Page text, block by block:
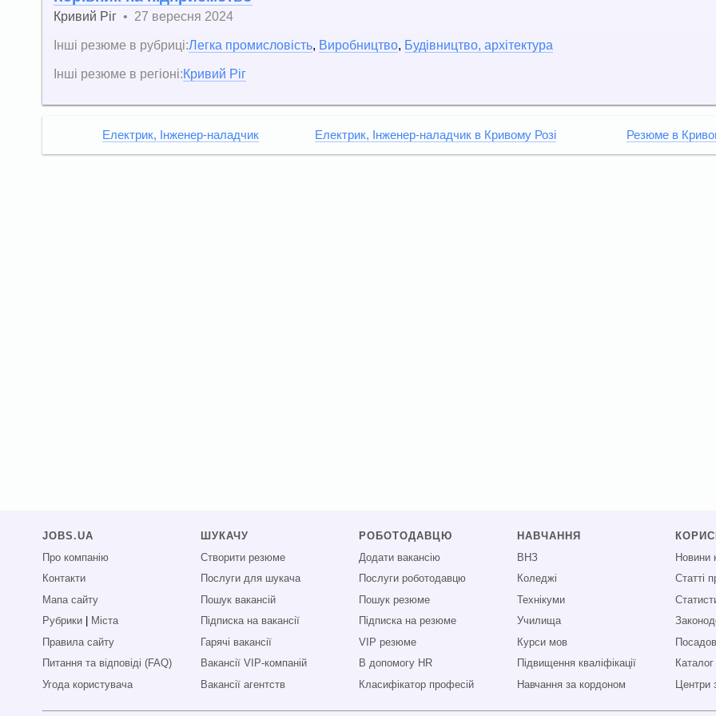
Кривий Ріг • 27 вересня 2024
Інші резюме в рубриці:Легка промисловість, Виробництво, Будівництво, архітектура
Інші резюме в регіоні:Кривий Ріг
Електрик, Інженер-наладчик Електрик, Інженер-наладчик в Кривому Розі Резюме в
JOBS.UA
Про компанію
Контакти
Мапа сайту
Рубрики
Міста
Правила сайту
Питання та відповіді (FAQ)
Угода користувача
ШУКАЧУ
Створити резюме
Послуги для шукача
Пошук вакансій
Підписка на вакансії
Гарячі вакансії
Вакансії VIP-компаній
Вакансії агентств
РОБОТОДАВЦЮ
Додати вакансію
Послуги роботодавцю
Пошук резюме
Підписка на резюме
VIP резюме
В допомогу HR
Класифікатор професій
НАВЧАННЯ
ВНЗ
Коледжі
Технікуми
Училища
Курси мов
Підвищення кваліфікації
Навчання за кордоном
Новини
Статті
Центри